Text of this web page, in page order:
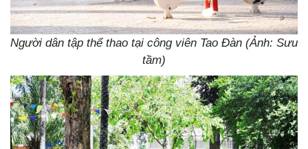
Người dân tập thể thao tại công viên Tao Đàn (Ảnh: Sưu
tầm)